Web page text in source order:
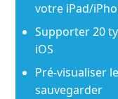
votre iPad/
Supporter 20
iOS
Pré-visualiser
sauvegarder